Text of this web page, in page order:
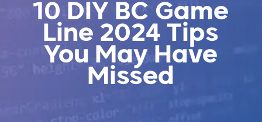
10 DIY BC Game
Line 2024 Tips
You May Have
Missed